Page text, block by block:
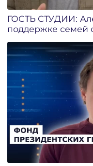
ГОСТЬ СТУДИИ:
поддержке семей